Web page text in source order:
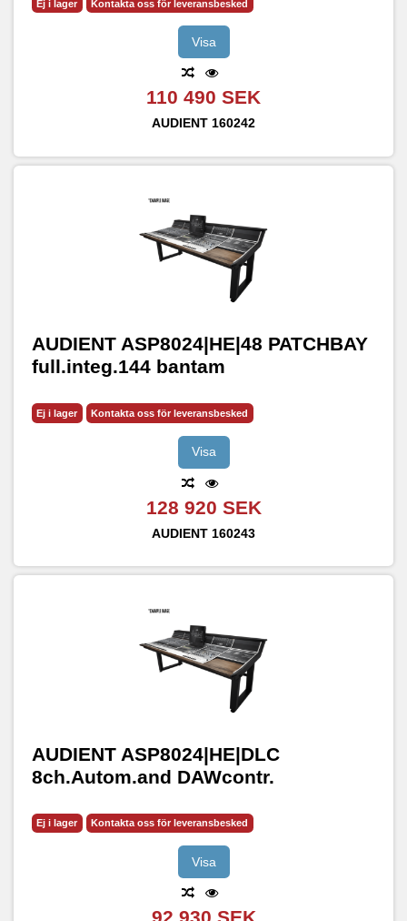
Ej i lager Kontakta oss för leveransbesked
Visa
110 490 SEK
AUDIENT 160242
AUDIENT ASP8024|HE|48 PATCHBAY
full.integ.144 bantam
Ej i lager Kontakta oss för leveransbesked
Visa
128 920 SEK
AUDIENT 160243
AUDIENT ASP8024|HE|DLC
8ch.Autom.and DAWcontr.
Ej i lager Kontakta oss för leveransbesked
Visa